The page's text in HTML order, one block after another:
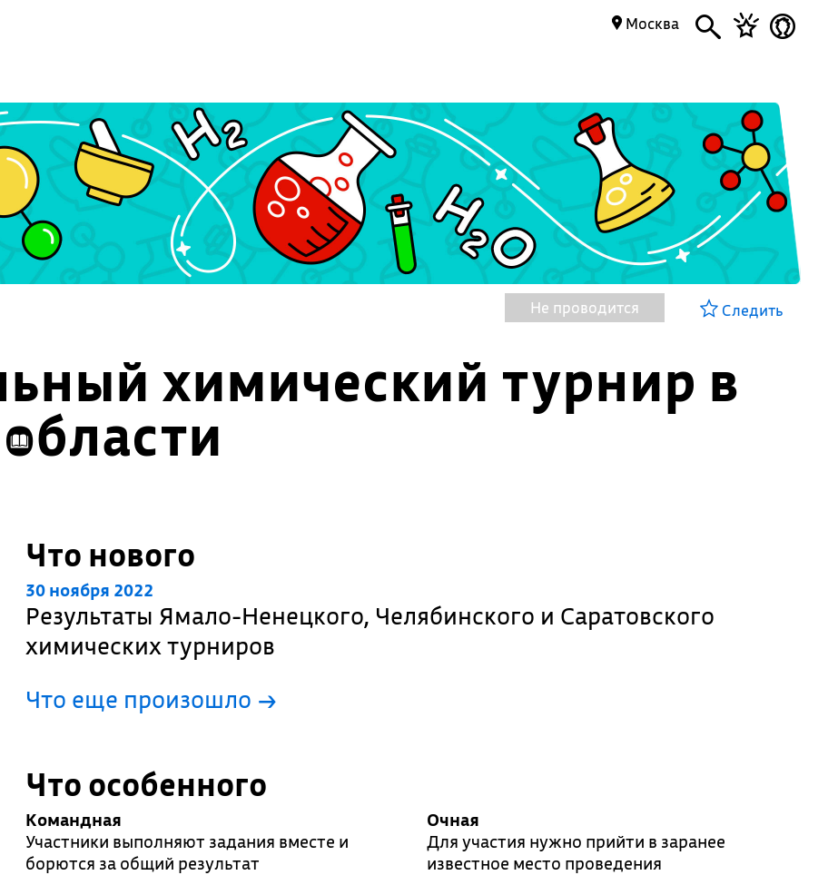
Москва
Не проводится Следить
химический турнир в
Что нового
30 ноября 2022
Результаты Ямало-Ненецкого, Челябинского и Саратовского
химических турниров
Что еще произошло →
Что особенного
Командная
Участники выполняют задания вместе и
борются за общий результат
Очная
Для участия нужно прийти в заранее
известное место проведения